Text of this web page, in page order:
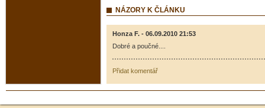
NÁZORY K ČLÁNKU
Honza F. - 06.09.2010 21:53
Dobré a poučné....
Přidat komentář